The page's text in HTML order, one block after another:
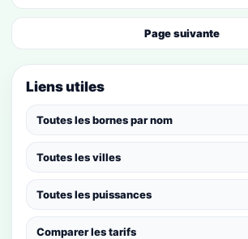
Page suivante
Liens utiles
Toutes les bornes par nom
Toutes les villes
Toutes les puissances
Comparer les tarifs